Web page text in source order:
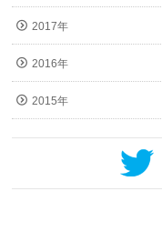
2017年
2016年
2015年